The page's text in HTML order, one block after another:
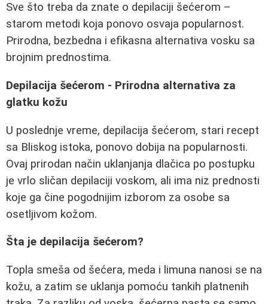
Sve što treba da znate o depilaciji šećerom –
starom metodi koja ponovo osvaja popularnost.
Prirodna, bezbedna i efikasna alternativa vosku sa
brojnim prednostima.
Depilacija šećerom - Prirodna alternativa za
glatku kožu
U poslednje vreme, depilacija šećerom, stari recept
sa Bliskog istoka, ponovo dobija na popularnosti.
Ovaj prirodan način uklanjanja dlačica po postupku
je vrlo sličan depilaciji voskom, ali ima niz prednosti
koje ga čine pogodnijim izborom za osobe sa
osetljivom kožom.
Šta je depilacija šećerom?
Topla smeša od šećera, meda i limuna nanosi se na
kožu, a zatim se uklanja pomoću tankih platnenih